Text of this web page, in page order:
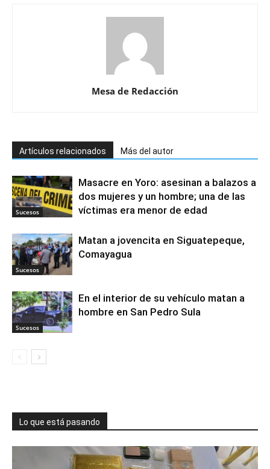
Mesa de Redacción
Artículos relacionados Más del autor
Sucesos
Masacre en Yoro: asesinan a balazos a
dos mujeres y un hombre; una de las
víctimas era menor de edad
Sucesos
Matan a jovencita en Siguatepeque,
Comayagua
Sucesos
En el interior de su vehículo matan a
hombre en San Pedro Sula
Lo que está pasando